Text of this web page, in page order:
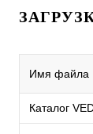
Имя файла
Каталог